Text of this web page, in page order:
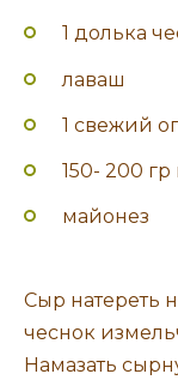
1 долька
лаваш
1 свежий
150- 200
майонез
Сыр натереть
чеснок
Намазать